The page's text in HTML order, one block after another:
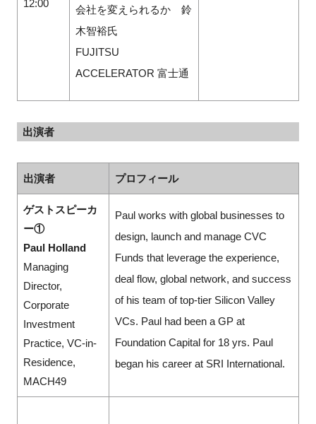
12:00
会社を変えられるか 鈴
木智裕氏
FUJITSU
ACCELERATOR 富士通
出演者
出演者 プロフィール
ゲストスピーカ
ー①
Paul Holland
Managing
Director,
Corporate
Investment
Practice, VC-in-
Residence,
MACH49
Paul works with global businesses to
design, launch and manage CVC
Funds that leverage the experience,
deal flow, global network, and success
of his team of top-tier Silicon Valley
VCs. Paul had been a GP at
Foundation Capital for 18 yrs. Paul
began his career at SRI International.